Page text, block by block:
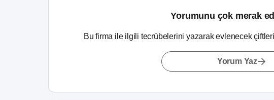
Yorumunu çok merak
Bu firma ile ilgili tecrübelerini yazarak evlenecek
Yorum Yaz